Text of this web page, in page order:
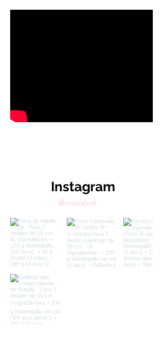
Instagram
@marialett